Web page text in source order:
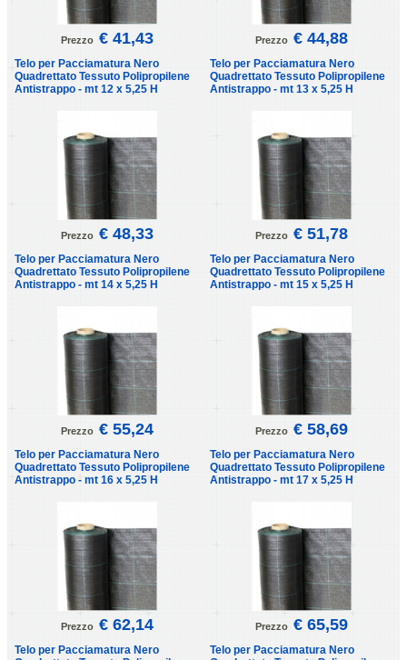
Prezzo € 41,43
Telo per Pacciamatura Nero
Quadrettato Tessuto Polipropilene
Antistrappo - mt 12 x 5,25 H
Prezzo € 44,88
Telo per Pacciamatura Nero
Quadrettato Tessuto Polipropilene
Antistrappo - mt 13 x 5,25 H
Prezzo € 48,33
Telo per Pacciamatura Nero
Quadrettato Tessuto Polipropilene
Antistrappo - mt 14 x 5,25 H
Prezzo € 51,78
Telo per Pacciamatura Nero
Quadrettato Tessuto Polipropilene
Antistrappo - mt 15 x 5,25 H
Prezzo € 55,24
Telo per Pacciamatura Nero
Quadrettato Tessuto Polipropilene
Antistrappo - mt 16 x 5,25 H
Prezzo € 58,69
Telo per Pacciamatura Nero
Quadrettato Tessuto Polipropilene
Antistrappo - mt 17 x 5,25 H
Prezzo € 62,14
Telo per Pacciamatura Nero
Prezzo € 65,59
Telo per Pacciamatura Nero